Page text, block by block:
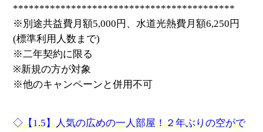
******************************************
※別途共益費月額5,000円、水道光熱費月額6,250円
(標準利用人数まで)
※二年契約に限る
※新規の方が対象
※他のキャンペーンと併用不可
◇【1.5】人気の広めの一人部屋！２年ぶりの空がで